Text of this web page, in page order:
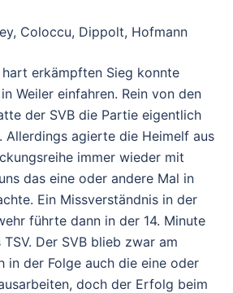
Coloccu, Dippolt, Hofmann
erkämpften Sieg konnte
Weiler einfahren. Rein von den
der SVB die Partie eigentlich
Allerdings agierte die Heimelf aus
immer wieder mit
das eine oder andere Mal in
Ein Missverständnis in der
führte dann in der 14. Minute
TSV. Der SVB blieb zwar am
in der Folge auch die eine oder
doch der Erfolg beim